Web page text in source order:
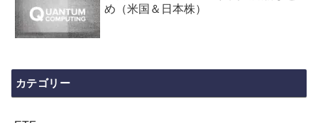
め（米国＆日本株）
カテゴリー